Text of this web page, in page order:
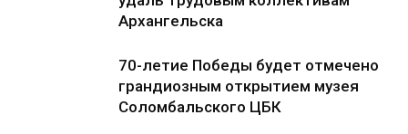
Архангельска
70-летие Победы будет отмечено
грандиозным открытием музея
Соломбальского ЦБК